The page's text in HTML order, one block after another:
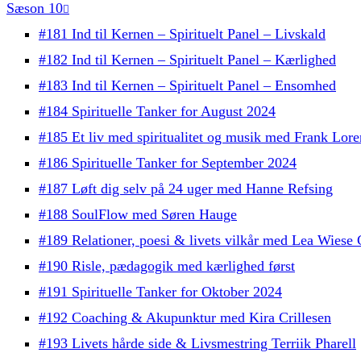
Sæson 10
#181 Ind til Kernen – Spirituelt Panel – Livskald
#182 Ind til Kernen – Spirituelt Panel – Kærlighed
#183 Ind til Kernen – Spirituelt Panel – Ensomhed
#184 Spirituelle Tanker for August 2024
#185 Et liv med spiritualitet og musik med Frank
#186 Spirituelle Tanker for September 2024
#187 Løft dig selv på 24 uger med Hanne Refsing
#188 SoulFlow med Søren Hauge
#189 Relationer, poesi & livets vilkår med Lea Wiese
#190 Risle, pædagogik med kærlighed først
#191 Spirituelle Tanker for Oktober 2024
#192 Coaching & Akupunktur med Kira Crillesen
#193 Livets hårde side & Livsmestring Terriik Pharell